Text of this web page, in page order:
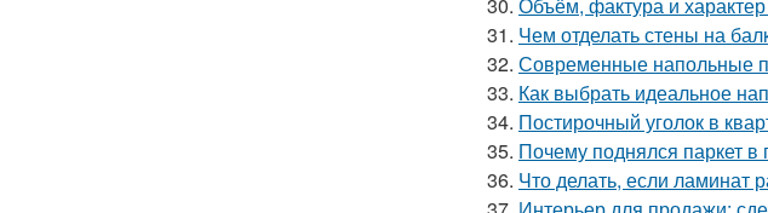
31. Чем отделать стены на
32. Современные напольные
33. Как выбрать идеальное
34. Постирочный уголок в
35. Почему поднялся паркет
36. Что делать, если ламинат